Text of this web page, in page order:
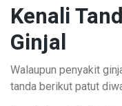
Kenali
Ginjal
Walaupun penyakit
tanda berikut patut